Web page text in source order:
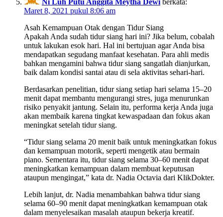
Maret 8, 2021 pukul 8:06 am
Asah Kemampuan Otak dengan Tidur Siang
Apakah Anda sudah tidur siang hari ini? Jika belum, cobalah
untuk lakukan esok hari. Hal ini bertujuan agar Anda bisa
mendapatkan segudang manfaat kesehatan. Para ahli medis
bahkan mengamini bahwa tidur siang sangatlah dianjurkan,
baik dalam kondisi santai atau di sela aktivitas sehari-hari.
Berdasarkan penelitian, tidur siang setiap hari selama 15–20
menit dapat membantu mengurangi stres, juga menurunkan
risiko penyakit jantung. Selain itu, performa kerja Anda juga
akan membaik karena tingkat kewaspadaan dan fokus akan
meningkat setelah tidur siang.
“Tidur siang selama 20 menit baik untuk meningkatkan fokus
dan kemampuan motorik, seperti mengetik atau bermain
piano. Sementara itu, tidur siang selama 30–60 menit dapat
meningkatkan kemampuan dalam membuat keputusan
ataupun mengingat,” kata dr. Nadia Octavia dari KlikDokter.
Lebih lanjut, dr. Nadia menambahkan bahwa tidur siang
selama 60–90 menit dapat meningkatkan kemampuan otak
dalam menyelesaikan masalah ataupun bekerja kreatif.